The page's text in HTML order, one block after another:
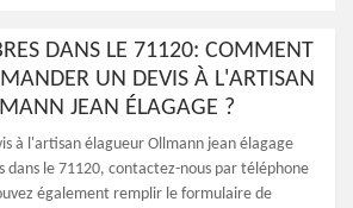
DANS LE 71120: COMMENT
UN DEVIS À L'ARTISAN
JEAN ÉLAGAGE ?
à l'artisan élagueur Ollmann jean élagage
le 71120, contactez-nous par téléphone
également remplir le formulaire de